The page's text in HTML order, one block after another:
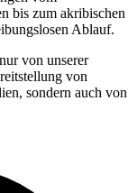
bis zum akribischen
Ablauf.
von unserer
von
sondern auch von